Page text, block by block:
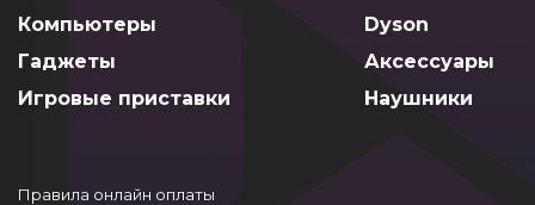
Компьютеры
Dyson
Гаджеты
Аксессуары
Игровые приставки
Наушники
Правила онлайн оплаты